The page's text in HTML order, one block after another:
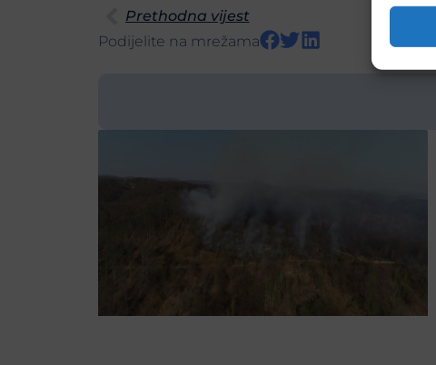
Prethodna vijest
Podijelite na mrežama